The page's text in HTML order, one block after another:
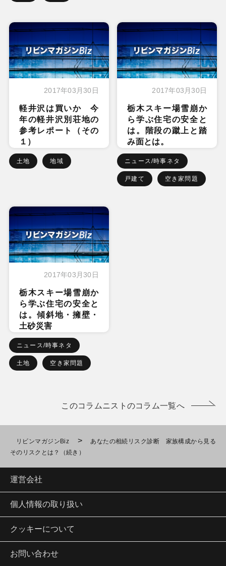
2017年03月30日
軽井沢は買いか 今
年の軽井沢別荘地の
参考レポート（その
１）
土地 地域
2017年03月30日
栃木スキー場雪崩か
ら学ぶ住宅の安全と
は。階段の蹴上と踏
み面とは。
ニュース/時事ネタ
戸建て 空き家問題
2017年03月30日
栃木スキー場雪崩か
ら学ぶ住宅の安全と
は。傾斜地・擁壁・
土砂災害
ニュース/時事ネタ
土地 空き家問題
このコラムニストのコラム一覧へ
リビンマガジンBiz >
あなたの相続リスク診断 家族構成から見る
そのリスクとは？（続き）
運営会社
個人情報の取り扱い
クッキーについて
お問い合わせ